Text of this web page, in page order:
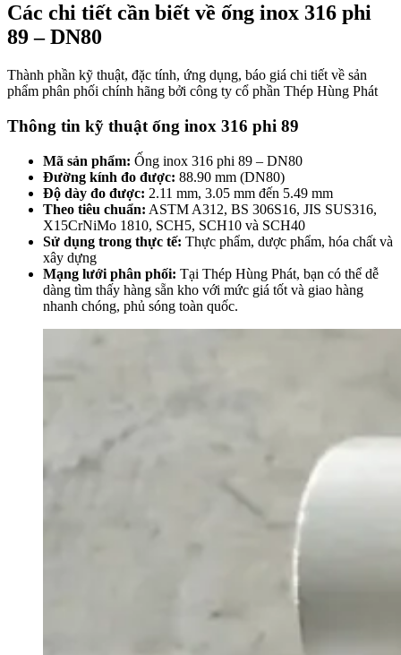
Các chi tiết cần biết về ống inox 316 phi
89 – DN80
Thành phần kỹ thuật, đặc tính, ứng dụng, báo giá chi tiết về sản
phẩm phân phối chính hãng bởi công ty cổ phần Thép Hùng Phát
Thông tin kỹ thuật ống inox 316 phi 89
Mã sản phẩm: Ống inox 316 phi 89 – DN80
Đường kính đo được: 88.90 mm (DN80)
Độ dày đo được: 2.11 mm, 3.05 mm đến 5.49 mm
Theo tiêu chuẩn: ASTM A312, BS 306S16, JIS SUS316,
X15CrNiMo 1810, SCH5, SCH10 và SCH40
Sử dụng trong thực tế: Thực phẩm, dược phẩm, hóa chất và
xây dựng
Mạng lưới phân phối: Tại Thép Hùng Phát, bạn có thể dễ
dàng tìm thấy hàng sẵn kho với mức giá tốt và giao hàng
nhanh chóng, phủ sóng toàn quốc.